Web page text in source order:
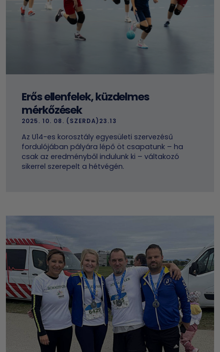
Erős ellenfelek, küzdelmes
mérkőzések
2025. 10. 08. (SZERDA)23.13
Az U14-es korosztály egyesületi szervezésű
fordulójában pályára lépő öt csapatunk – ha
csak az eredményből indulunk ki – váltakozó
sikerrel szerepelt a hétvégén.